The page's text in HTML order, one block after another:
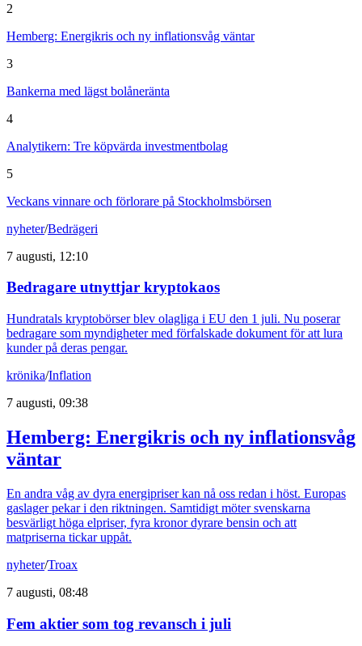
2
Hemberg: Energikris och ny inflationsvåg väntar
3
Bankerna med lägst bolåneränta
4
Analytikern: Tre köpvärda investmentbolag
5
Veckans vinnare och förlorare på Stockholmsbörsen
nyheter/Bedrägeri
7 augusti, 12:10
Bedragare utnyttjar kryptokaos
Hundratals kryptobörser blev olagliga i EU den 1 juli. Nu poserar
bedragare som myndigheter med förfalskade dokument för att lura
kunder på deras pengar.
krönika/Inflation
7 augusti, 09:38
Hemberg: Energikris och ny inflationsvåg
väntar
En andra våg av dyra energipriser kan nå oss redan i höst. Europas
gaslager pekar i den riktningen. Samtidigt möter svenskarna
besvärligt höga elpriser, fyra kronor dyrare bensin och att
matpriserna tickar uppåt.
nyheter/Troax
7 augusti, 08:48
Fem aktier som tog revansch i juli